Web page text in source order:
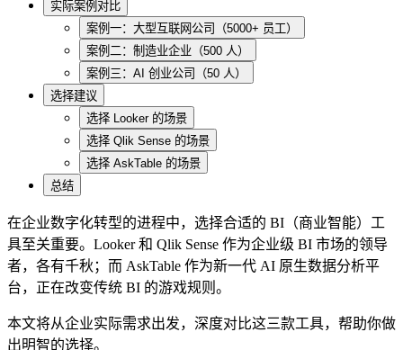
实际案例对比
案例一：大型互联网公司（5000+ 员工）
案例二：制造业企业（500 人）
案例三：AI 创业公司（50 人）
选择建议
选择 Looker 的场景
选择 Qlik Sense 的场景
选择 AskTable 的场景
总结
在企业数字化转型的进程中，选择合适的 BI（商业智能）工
具至关重要。Looker 和 Qlik Sense 作为企业级 BI 市场的领导
者，各有千秋；而 AskTable 作为新一代 AI 原生数据分析平
台，正在改变传统 BI 的游戏规则。
本文将从企业实际需求出发，深度对比这三款工具，帮助你做
出明智的选择。